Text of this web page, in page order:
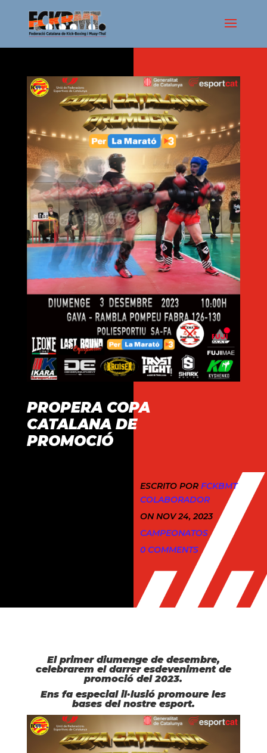
PROPERA COPA
CATALANA DE
PROMOCIÓ
ESCRITO POR FCKBMT
COLABORADOR
ON NOV 24, 2023
CAMPEONATOS
0 COMMENTS
El primer diumenge de desembre,
celebrarem el darrer esdeveniment de
promoció del 2023.
Ens fa especial il·lusió promoure les
bases del nostre esport.